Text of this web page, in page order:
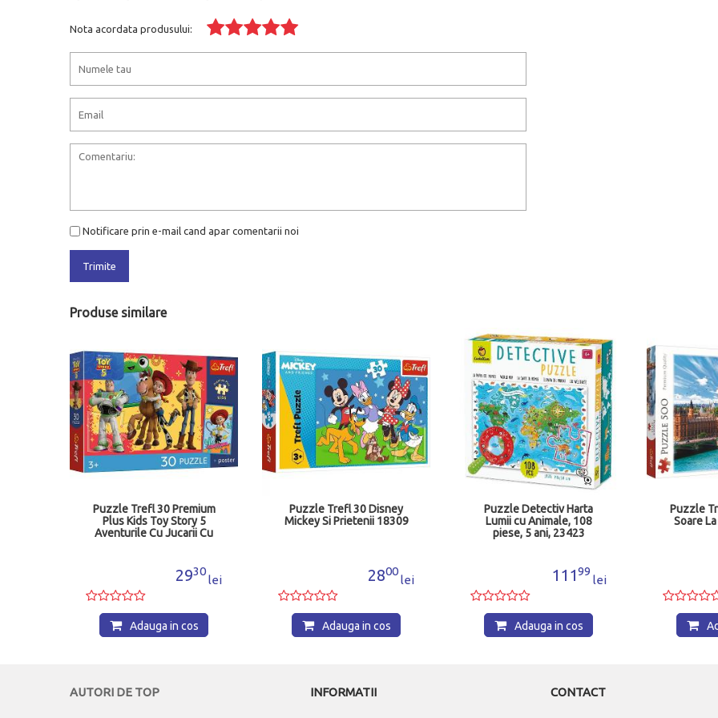
Nota acordata produsului:
Notificare prin e-mail cand apar comentarii noi
Trimite
Produse similare
Puzzle Trefl 30 Premium
Plus Kids Toy Story 5
Aventurile Cu Jucarii Cu
2930
lei
Adauga in cos
Puzzle Trefl 30 Disney
Mickey Si Prietenii 18309
2800
lei
Adauga in cos
Puzzle Detectiv Harta
Lumii cu Animale, 108
piese, 5 ani, 23423
11199
lei
Adauga in cos
Puzzle
Soare
AUTORI DE TOP INFORMATII CONTACT